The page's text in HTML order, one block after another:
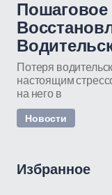
Пошаговое
Потеря
настоящим
на него в
Новости
Избранное